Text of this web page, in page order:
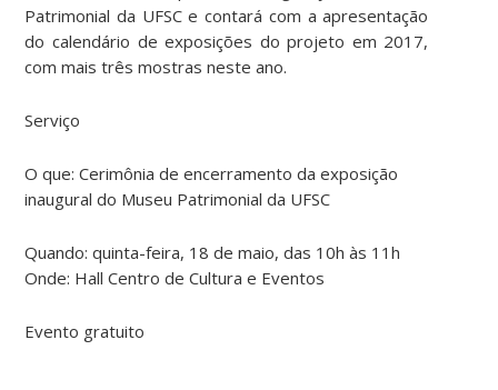
Patrimonial da UFSC e contará com a apresentação
do calendário de exposições do projeto em 2017,
com mais três mostras neste ano.
Serviço
O que: Cerimônia de encerramento da exposição
inaugural do Museu Patrimonial da UFSC
Quando: quinta-feira, 18 de maio, das 10h às 11h
Onde: Hall Centro de Cultura e Eventos
Evento gratuito